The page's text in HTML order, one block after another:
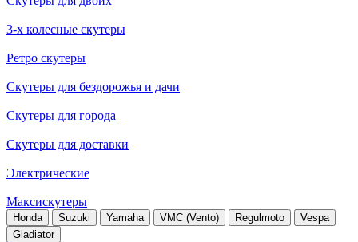
3-х колесные скутеры
Ретро скутеры
Скутеры для бездорожья и дачи
Скутеры для города
Скутеры для доставки
Электрические
Максискутеры
Honda Suzuki Yamaha VMC (Vento) Regulmoto
Vespa
Gladiator